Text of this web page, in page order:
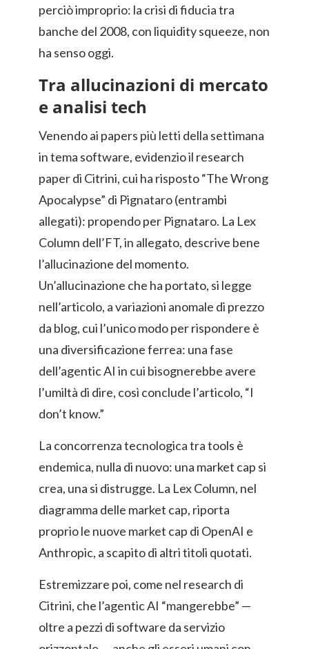
perciò improprio: la crisi di fiducia tra
banche del 2008, con liquidity squeeze, non
ha senso oggi.
Tra allucinazioni di mercato
e analisi tech
Venendo ai papers più letti della settimana
in tema software, evidenzio il research
paper di Citrini, cui ha risposto “The Wrong
Apocalypse” di Pignataro (entrambi
allegati): propendo per Pignataro. La Lex
Column dell’FT, in allegato, descrive bene
l’allucinazione del momento.
Un’allucinazione che ha portato, si legge
nell’articolo, a variazioni anomale di prezzo
da blog, cui l’unico modo per rispondere è
una diversificazione ferrea: una fase
dell’agentic AI in cui bisognerebbe avere
l’umiltà di dire, così conclude l’articolo, “I
don’t know.”
La concorrenza tecnologica tra tools è
endemica, nulla di nuovo: una market cap si
crea, una si distrugge. La Lex Column, nel
diagramma delle market cap, riporta
proprio le nuove market cap di OpenAI e
Anthropic, a scapito di altri titoli quotati.
Estremizzare poi, come nel research di
Citrini, che l’agentic AI “mangerebbe” —
oltre a pezzi di software da servizio